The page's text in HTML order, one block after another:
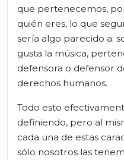
que pertenecemos,
quién eres, lo que
sería algo parecido a:
gusta la música,
defensora o defensor
derechos humanos.
Todo esto
definiendo, pero al
cada una de estas
sólo nosotros las